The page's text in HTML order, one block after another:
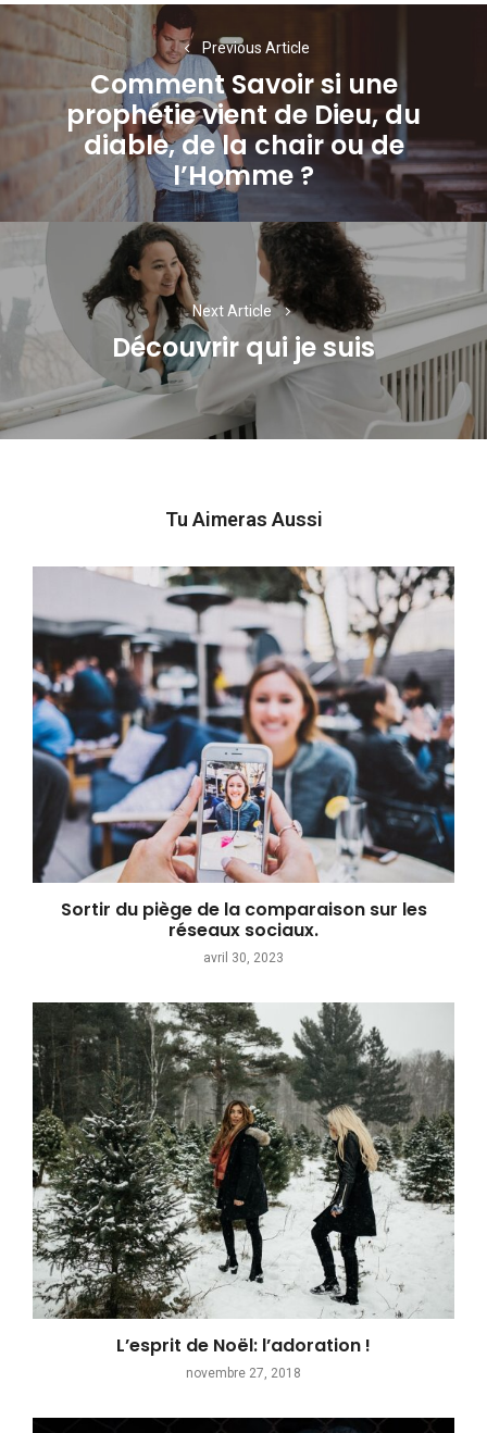
Navigation
de
l’article
Previous Article
Previous
post:
Comment Savoir si une
prophétie vient de Dieu, du
diable, de la chair ou de
l’Homme ?
Next Article
Next
post:
Découvrir qui je suis
Tu Aimeras Aussi
Sortir du piège de la comparaison sur les
réseaux sociaux.
avril 30, 2023
L’esprit de Noël: l’adoration !
novembre 27, 2018